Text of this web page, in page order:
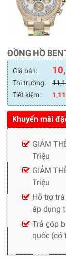
ĐỒNG HỒ
Giá bán:
Thị trường:
Tiết kiệm:
Khuyến mãi
GIẢM
Triệu
GIẢM
Triệu
Hỗ trợ
áp dụng
Trả góp
quốc (có